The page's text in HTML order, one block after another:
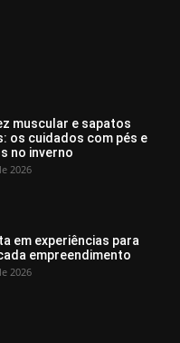
muscular e sapatos
os cuidados com pés e
no inverno
2026
em experiências para
empreendimento
2026